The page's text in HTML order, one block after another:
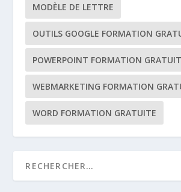
MODÈLE DE LETTRE
OUTILS GOOGLE FORMATION
POWERPOINT FORMATION
WEBMARKETING FORMATION
WORD FORMATION GRATUITE